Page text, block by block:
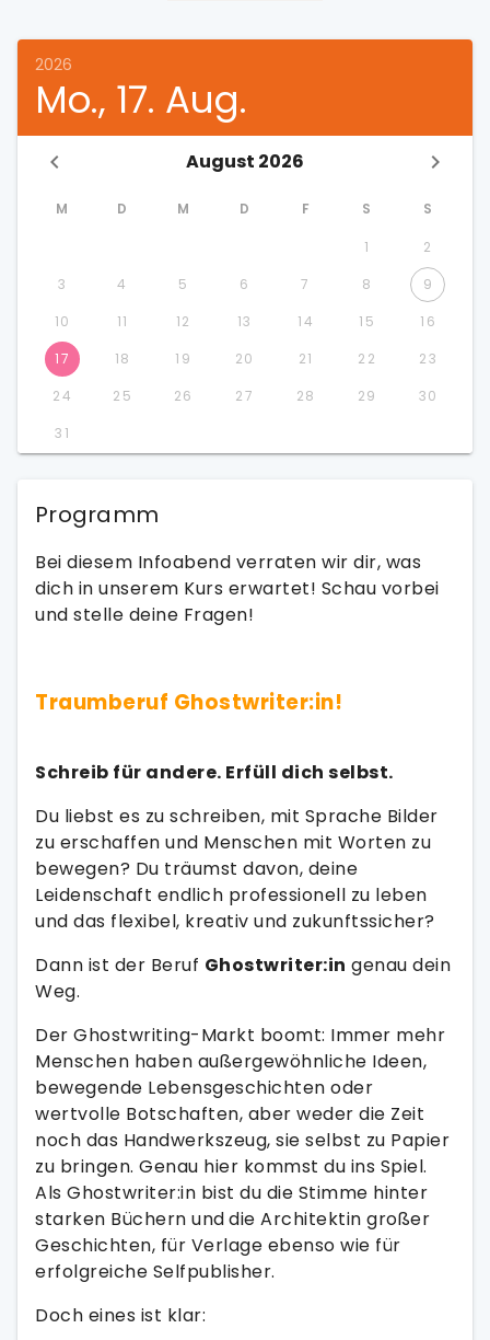
2026
Mo., 17. Aug.
August 2026
M D M D F S S
1
2
3
4 5 6 7 8
9
10
11 12 13 14 15
16
17
18 19 20 21 22
23
24
25 26 27 28 29
30
31
Programm
Bei diesem Infoabend verraten wir dir, was
dich in unserem Kurs erwartet! Schau vorbei
und stelle deine Fragen!
Traumberuf Ghostwriter:in!
Schreib für andere. Erfüll dich selbst.
Du liebst es zu schreiben, mit Sprache Bilder
zu erschaffen und Menschen mit Worten zu
bewegen? Du träumst davon, deine
Leidenschaft endlich professionell zu leben
und das flexibel, kreativ und zukunftssicher?
Dann ist der Beruf Ghostwriter:in genau dein
Weg.
Der Ghostwriting-Markt boomt: Immer mehr
Menschen haben außergewöhnliche Ideen,
bewegende Lebensgeschichten oder
wertvolle Botschaften, aber weder die Zeit
noch das Handwerkszeug, sie selbst zu Papier
zu bringen. Genau hier kommst du ins Spiel.
Als Ghostwriter:in bist du die Stimme hinter
starken Büchern unddie Architektin großer
Geschichten, für Verlage ebenso wie für
erfolgreiche Selfpublisher.
Doch eines ist klar: